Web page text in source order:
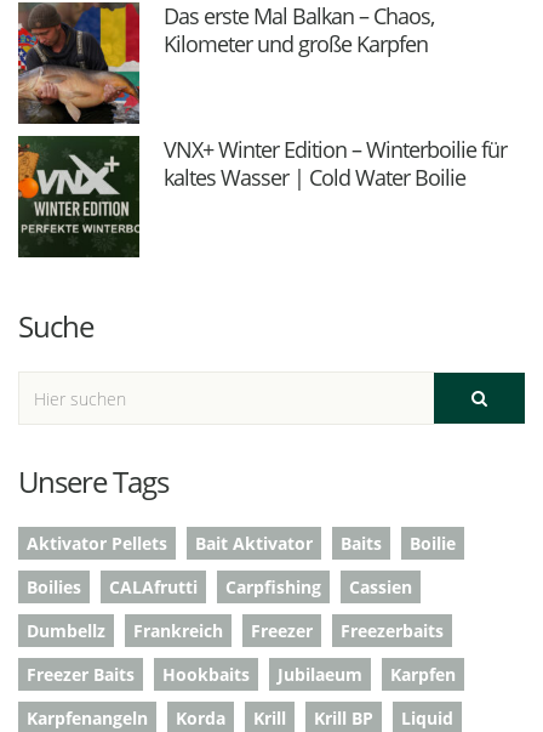
Das erste Mal Balkan – Chaos,
Kilometer und große Karpfen
VNX+ Winter Edition – Winterboilie für
kaltes Wasser | Cold Water Boilie
Suche
Unsere Tags
Aktivator Pellets Bait Aktivator Baits
Boilie
Boilies
CALAfrutti Carpfishing
Cassien
Dumbellz
Frankreich Freezer
Freezerbaits
Freezer Baits
Hookbaits Jubilaeum
Karpfen
Karpfenangeln
Korda Krill Krill BP
Liquid